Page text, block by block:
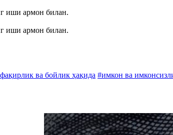
иши армон билан.
иши армон билан.
ва бойлик ҳақида #имкон ва